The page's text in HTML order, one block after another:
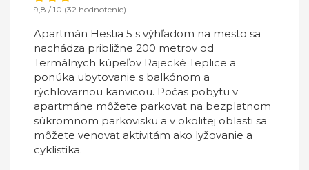
9,8 / 10 (32 hodnotenie)
Apartmán Hestia 5 s výhľadom na mesto sa
nachádza približne 200 metrov od
Termálnych kúpeľov Rajecké Teplice a
ponúka ubytovanie s balkónom a
rýchlovarnou kanvicou. Počas pobytu v
apartmáne môžete parkovať na bezplatnom
súkromnom parkovisku a v okolitej oblasti sa
môžete venovať aktivitám ako lyžovanie a
cyklistika.